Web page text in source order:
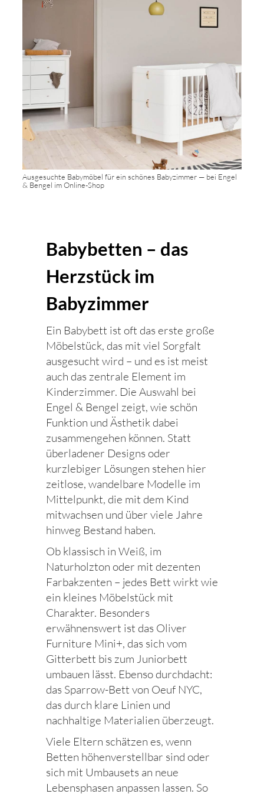
Ausgesuchte Babymöbel für ein schönes Babyzimmer — bei Engel
& Bengel im Online-Shop
Babybetten – das
Herzstück im
Babyzimmer
Ein Babybett ist oft das erste große
Möbelstück, das mit viel Sorgfalt
ausgesucht wird – und es ist meist
auch das zentrale Element im
Kinderzimmer. Die Auswahl bei
Engel & Bengel zeigt, wie schön
Funktion und Ästhetik dabei
zusammengehen können. Statt
überladener Designs oder
kurzlebiger Lösungen stehen hier
zeitlose, wandelbare Modelle im
Mittelpunkt, die mit dem Kind
mitwachsen und über viele Jahre
hinweg Bestand haben.
Ob klassisch in Weiß, im
Naturholzton oder mit dezenten
Farbakzenten – jedes Bett wirkt wie
ein kleines Möbelstück mit
Charakter. Besonders
erwähnenswert ist das Oliver
Furniture Mini+, das sich vom
Gitterbett bis zum Juniorbett
umbauen lässt. Ebenso durchdacht:
das Sparrow-Bett von Oeuf NYC,
das durch klare Linien und
nachhaltige Materialien überzeugt.
Viele Eltern schätzen es, wenn
Betten höhenverstellbar sind oder
sich mit Umbausets an neue
Lebensphasen anpassen lassen. So